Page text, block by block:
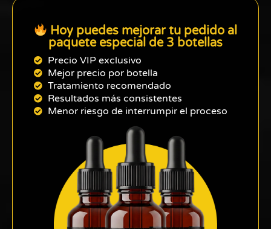
Hoy puedes mejorar tu pedido al
paquete especial de 3 botellas
Precio VIP exclusivo
Mejor precio por botella
Tratamiento recomendado
Resultados más consistentes
Menor riesgo de interrumpir el proceso